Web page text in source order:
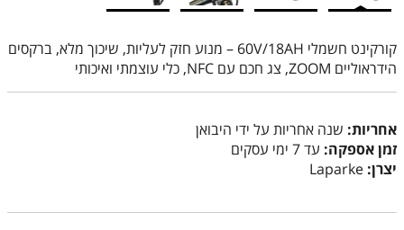
קורקינט חשמלי 60V/18AH – מנוע חזק לעליות, שיכוך מלא, ברקסים
הידראוליים ZOOM, צג חכם עם NFC, כלי עוצמתי ואיכותי
אחריות: שנה אחריות על ידי היבואן
זמן אספקה: עד 7 ימי עסקים
יצרן: Laparke